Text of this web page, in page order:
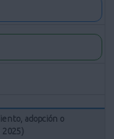
adopción o
2025)